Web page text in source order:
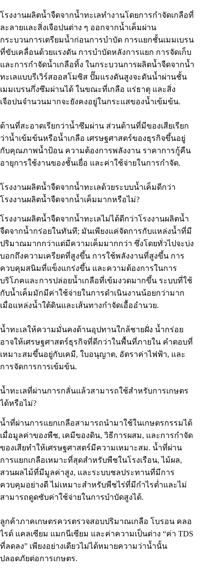
โรงงานผลิตน้ำจืดจากน้ำทะเลทำงานโดยการกำจัดเกลือที่
ละลายและสิ่งเจือปนต่าง ๆ ออกจากน้ำเค็มผ่าน
กระบวนการเตรียมน้ำก่อนการบำบัด การแยกชั้นเมมเบรน
ที่ขับเคลื่อนด้วยแรงดัน การบำบัดหลังการแยก การจัดเก็บ
และการกำจัดน้ำเกลือทิ้ง ในกระบวนการผลิตน้ำจืดจากน้ำ
ทะเลแบบรีเวิร์สออสโมซิส ปั๊มแรงดันสูงจะดันน้ำผ่านชั้น
เมมเบรนกึ่งซึมผ่านได้ ในขณะที่เกลือ แร่ธาตุ และสิ่ง
เจือปนจำนวนมากจะยังคงอยู่ในกระแสของน้ำเข้มข้น.
ด้านที่สะอาดเรียกว่าน้ำซึมผ่าน ส่วนด้านที่มีของเสียเรียก
ว่าน้ำเข้มข้นหรือน้ำเกลือ เศรษฐศาสตร์ของธุรกิจขึ้นอยู่
กับคุณภาพน้ำป้อน ความต้องการพลังงาน ราคาการกู้คืน
อายุการใช้งานของชั้นเยื่อ และค่าใช้จ่ายในการกำจัด.
โรงงานผลิตน้ำจืดจากน้ำทะเลด้วยระบบน้ำเค็มดีกว่า
โรงงานผลิตน้ำจืดจากน้ำเค็มมากหรือไม่?
โรงงานผลิตน้ำจืดจากน้ำทะเลไม่ได้ดีกว่าโรงงานผลิตน้ำ
จืดจากน้ำกร่อยในทันที; มันเพียงแค่จัดการกับแหล่งน้ำที่มี
ปริมาณมากกว่าแต่มีความเค็มมากกว่า ซึ่งโดยทั่วไปจะบ่ง
บอกถึงความเครียดที่สูงขึ้น การใช้พลังงานที่สูงขึ้น การ
ควบคุมสนิมที่แข็งแกร่งขึ้น และความต้องการในการ
บริโภคและการปล่อยน้ำเกลือที่เข้มงวดมากขึ้น ระบบที่ใช้
กับน้ำเค็มมักมีค่าใช้จ่ายในการดำเนินงานน้อยกว่ามาก
เมื่อแหล่งน้ำใต้ดินและเส้นทางกำจัดเอื้ออำนวย.
น้ำทะเลให้ความมั่นคงด้านอุปทานใกล้ชายฝั่ง น้ำกร่อย
อาจให้เศรษฐศาสตร์ธุรกิจที่ดีกว่าในพื้นที่ภายใน คำตอบที่
เหมาะสมขึ้นอยู่กับเคมี, ใบอนุญาต, อัตราค่าไฟฟ้า, และ
การจัดการการเข้มข้น.
น้ำทะเลที่ผ่านการกลั่นแล้วสามารถใช้สำหรับการเกษตร
ได้หรือไม่?
น้ำที่ผ่านการแยกเกลือสามารถนำมาใช้ในเกษตรกรรมได้
เมื่อมูลค่าของพืช, เคมีของดิน, วิธีการผสม, และการกำจัด
ของเสียทำให้เศรษฐศาสตร์มีความเหมาะสม. น้ำที่ผ่าน
การแยกเกลือเหมาะที่สุดสำหรับพืชในโรงเรือน, ไม้ผล,
สวนผลไม้ที่มีมูลค่าสูง, และระบบชลประทานที่มีการ
ควบคุมอย่างดี ไม่เหมาะสำหรับพืชไร่ที่มีกำไรต่ำและไม่
สามารถดูดซับค่าใช้จ่ายในการบำบัดสูงได้.
ลูกค้าภาคเกษตรควรตรวจสอบปริมาณเกลือ โบรอน คลอ
ไรด์ แคลเซียม แมกนีเซียม และค่าความเป็นด่าง “ค่า TDS
ที่ลดลง” เพียงอย่างเดียวไม่ได้หมายความว่าน้ำนั้น
ปลอดภัยต่อการเกษตร.